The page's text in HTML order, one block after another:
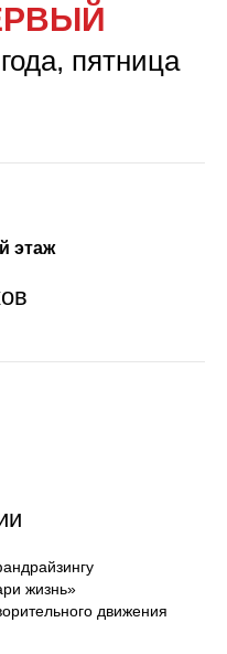
пятница
этаж
жизнь»
движения